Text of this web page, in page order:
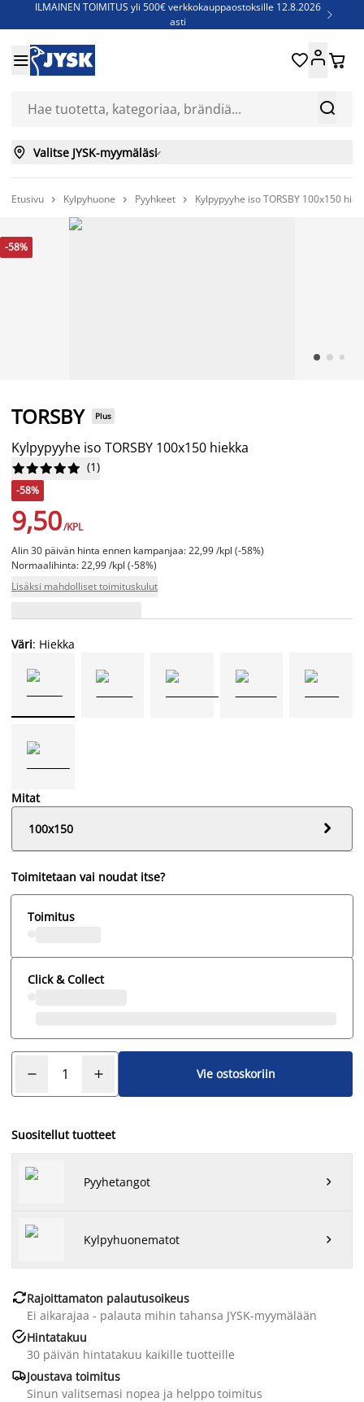
ILMAINEN TOIMITUS yli 500€ verkkokauppaostoksille 12.8.2026
asti

Jenkkisänkyjä - Säästä jopa 60%


 
 Valitse JYSK-myymäläsi
Etusivu  Kylpyhuone  Pyyhkeet  Kylpypyyhe iso TORSBY 100x150
-58%
TORSBY Plus
Kylpypyyhe iso TORSBY 100x150 hiekka





 (1)
-58%
9,50/KPL
Alin 30 päivän hinta ennen kampanjaa: 22,99 /kpl (-58%)
Normaalihinta: 22,99 /kpl (-58%)
Lisäksi mahdolliset toimituskulut
Väri: Hiekka
Mitat
100x150

Toimitetaan vai noudat itse?
Toimitus
Click & Collect
Vie ostoskoriin
Suositellut tuotteet
Pyyhetangot 
Kylpyhuonematot 
Rajoittamaton palautusoikeus
Ei aikarajaa - palauta mihin tahansa JYSK-myymälään
Hintatakuu
30 päivän hintatakuu kaikille tuotteille
Joustava toimitus
Sinun valitsemasi nopea ja helppo toimitus